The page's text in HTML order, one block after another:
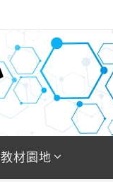
教材園地